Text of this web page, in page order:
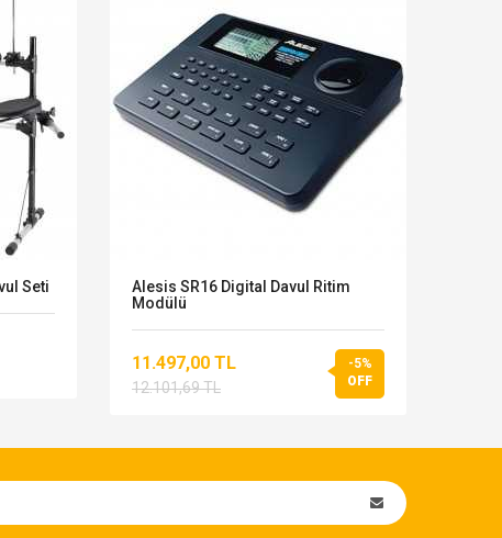
Seti
Alesis SR16 Digital Davul Ritim
Modülü
11.497,00 TL
12.101,69 TL
-5%
OFF